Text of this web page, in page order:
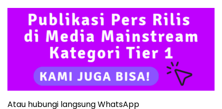
Atau hubungi langsung WhatsApp